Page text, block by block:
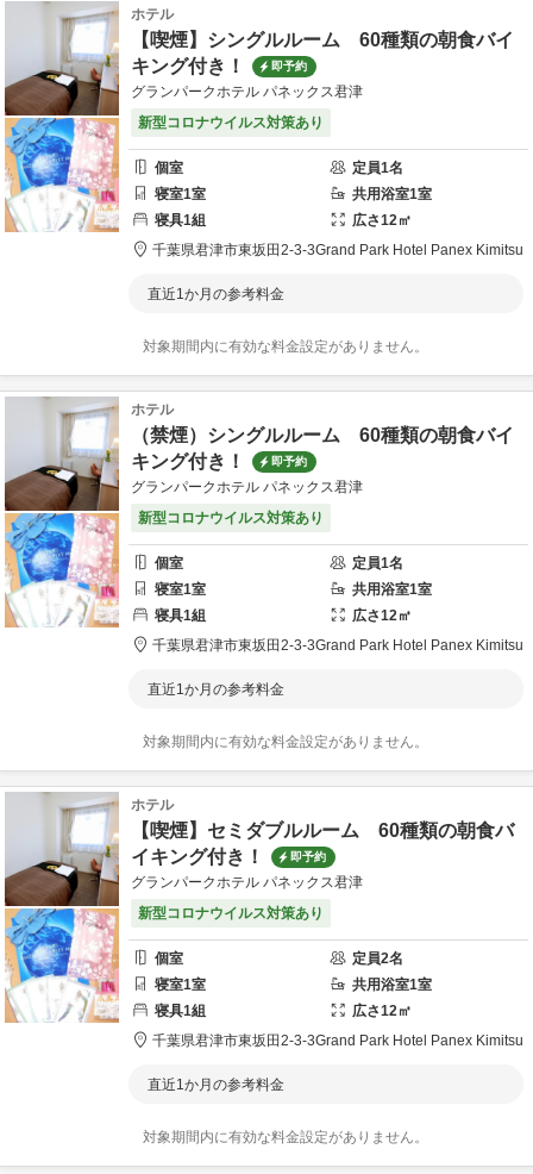
ホテル
【喫煙】シングルルーム 60種類の朝食バイ
キング付き！
即予約
グランパークホテル パネックス君津
新型コロナウイルス対策あり
個室 定員1名
寝室1室 共用浴室1室
寝具1組 広さ12㎡
千葉県君津市東坂田2-3-3Grand Park Hotel Panex Kimitsu
直近1か月の参考料金
対象期間内に有効な料金設定がありません。
ホテル
（禁煙）シングルルーム 60種類の朝食バイ
キング付き！
即予約
グランパークホテル パネックス君津
新型コロナウイルス対策あり
個室 定員1名
寝室1室 共用浴室1室
寝具1組 広さ12㎡
千葉県君津市東坂田2-3-3Grand Park Hotel Panex Kimitsu
直近1か月の参考料金
対象期間内に有効な料金設定がありません。
ホテル
【喫煙】セミダブルルーム 60種類の朝食バ
イキング付き！
即予約
グランパークホテル パネックス君津
新型コロナウイルス対策あり
個室 定員2名
寝室1室 共用浴室1室
寝具1組 広さ12㎡
千葉県君津市東坂田2-3-3Grand Park Hotel Panex Kimitsu
直近1か月の参考料金
対象期間内に有効な料金設定がありません。